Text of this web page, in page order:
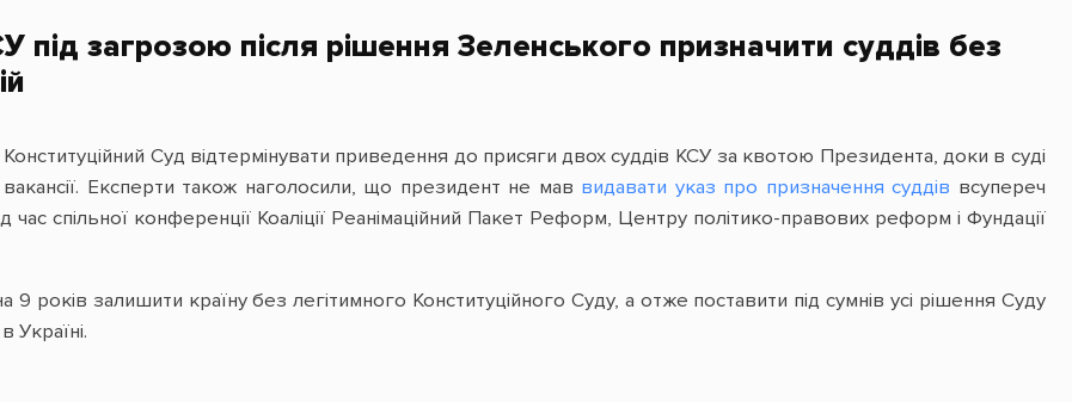
під загрозою після рішення Зеленського призначити суддів без
Конституційний Суд відтермінувати приведення до присяги двох суддів КСУ за квотою Президента, доки в суді
вакансії. Експерти також наголосили, що президент не мав видавати указ про призначення суддів всупереч
час спільної конференції Коаліції Реанімаційний Пакет Реформ, Центру політико-правових реформ і Фундації
років залишити країну без легітимного Конституційного Суду, а отже поставити під сумнів усі рішення Суду
Україні.